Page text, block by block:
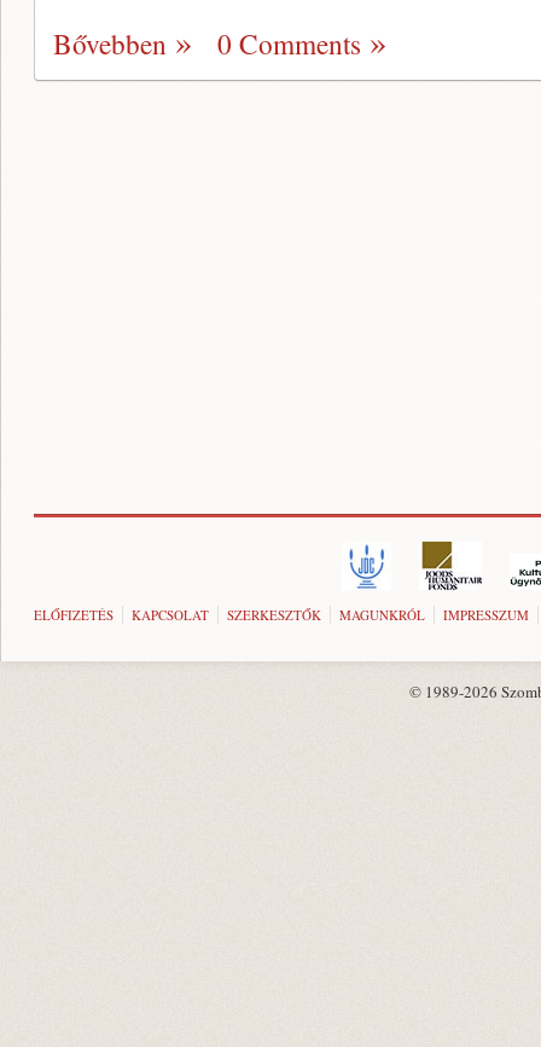
Bővebben
0 Comments
ELŐFIZETÉS KAPCSOLAT SZERKESZTŐK MAGUNKRÓL IMPRESSZUM
© 1989-2026